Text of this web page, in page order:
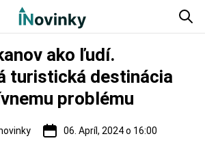
ako ľudí.
turistická destinácia
problému
06. Apríl, 2024 o 16:00